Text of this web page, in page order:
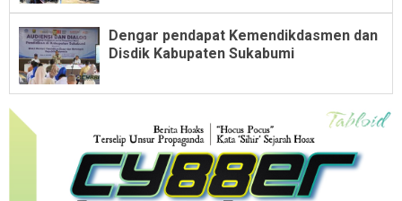
Dengar pendapat Kemendikdasmen dan
Disdik Kabupaten Sukabumi